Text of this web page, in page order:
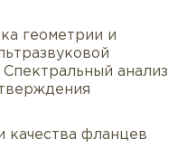
геометрии и
анализ
качества фланцев